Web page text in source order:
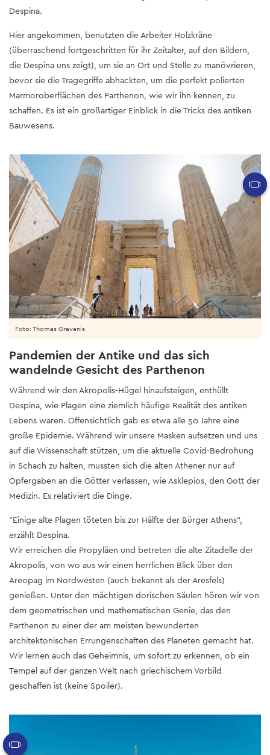
Despina.
Hier angekommen, benutzten die Arbeiter Holzkräne
(überraschend fortgeschritten für ihr Zeitalter, auf den Bildern,
die Despina uns zeigt), um sie an Ort und Stelle zu manövrieren,
bevor sie die Tragegriffe abhackten, um die perfekt polierten
Marmoroberflächen des Parthenon, wie wir ihn kennen, zu
schaffen. Es ist ein großartiger Einblick in die Tricks des antiken
Bauwesens.
Foto: Thomas Gravanis
Pandemien der Antike und das sich
wandelnde Gesicht des Parthenon
Während wir den Akropolis-Hügel hinaufsteigen, enthüllt
Despina, wie Plagen eine ziemlich häufige Realität des antiken
Lebens waren. Offensichtlich gab es etwa alle 50 Jahre eine
große Epidemie. Während wir unsere Masken aufsetzen und uns
auf die Wissenschaft stützen, um die aktuelle Covid-Bedrohung
in Schach zu halten, mussten sich die alten Athener nur auf
Opfergaben an die Götter verlassen, wie Asklepios, den Gott der
Medizin. Es relativiert die Dinge.
"Einige alte Plagen töteten bis zur Hälfte der Bürger Athens",
erzählt Despina.
Wir erreichen die Propyläen und betreten die alte Zitadelle der
Akropolis, von wo aus wir einen herrlichen Blick über den
Areopag im Nordwesten (auch bekannt als der Aresfels)
genießen. Unter den mächtigen dorischen Säulen hören wir von
dem geometrischen und mathematischen Genie, das den
Parthenon zu einer der am meisten bewunderten
architektonischen Errungenschaften des Planeten gemacht hat.
Wir lernen auch das Geheimnis, um sofort zu erkennen, ob ein
Tempel auf der ganzen Welt nach griechischem Vorbild
geschaffen ist (keine Spoiler).